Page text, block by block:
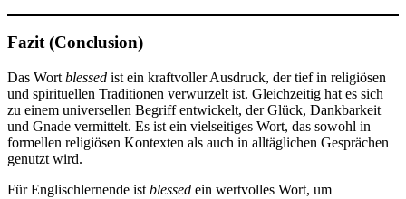
Fazit (Conclusion)
Das Wort blessed ist ein kraftvoller Ausdruck, der tief in religiösen
und spirituellen Traditionen verwurzelt ist. Gleichzeitig hat es sich
zu einem universellen Begriff entwickelt, der Glück, Dankbarkeit
und Gnade vermittelt. Es ist ein vielseitiges Wort, das sowohl in
formellen religiösen Kontexten als auch in alltäglichen Gesprächen
genutzt wird.
Für Englischlernende ist blessed ein wertvolles Wort, um